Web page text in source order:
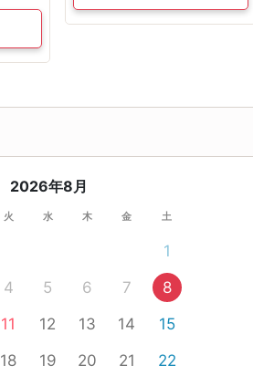
2026年8月
火 水 木 金 土
1
4 5 6 7
8
11 12 13 14
15
18 19 20 21
22